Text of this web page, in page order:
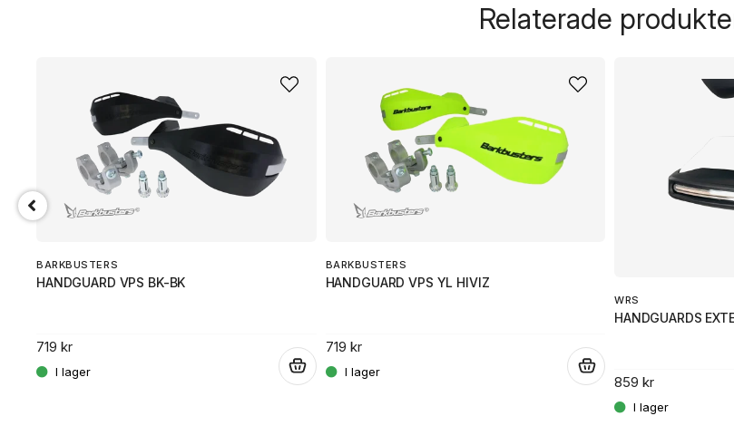
Namn
Ja, ni
Relaterade
BARKBUSTERS
HANDGUARD VPS BK-BK
719 kr
BARKBUSTERS
HANDGUARD VPS YL HIVIZ
719 kr
WRS
HANDGUARDS
859 kr